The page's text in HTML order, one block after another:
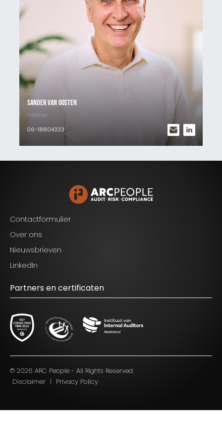
Sander van Oosten
Partner
06-18804323
Contactformulier
Over ons
Nieuwsbrieven
LinkedIn
Partners en certificaten
© 2026 ARC People - All Rights Reserved.
Disclaimer | Privacy Policy
gebied van Audit, Risk en Compliance.
Ik ga akkoord met de voorwaarden zoals